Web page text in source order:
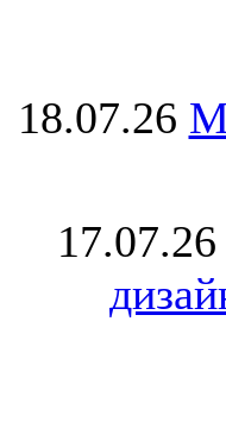
18.07.26
17.07.26